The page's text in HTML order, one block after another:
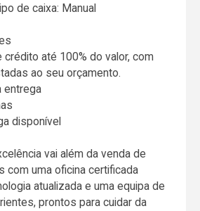
de caixa: Manual
até 100% do valor, com
ao seu orçamento.
entrega
disponível
vai além da venda de
com uma oficina certificada
atualizada e uma equipa de
prontos para cuidar da